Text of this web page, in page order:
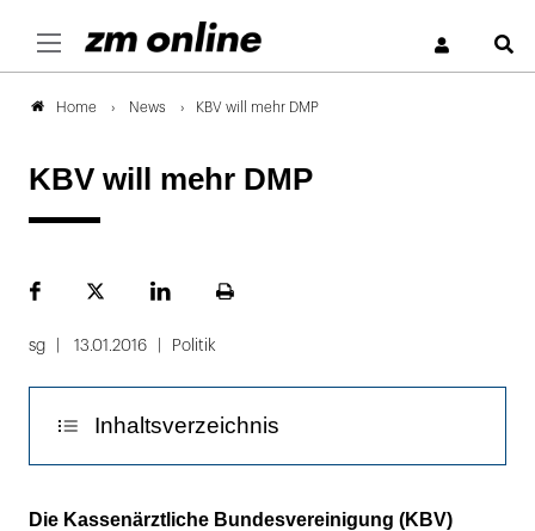
Home News KBV will mehr DMP
KBV will mehr DMP
FacebookPlattformLinekdInSeite
sg 13.01.2016 Politik
Inhaltsverzeichnis
KBV oder G-BA: Wer entscheidet über ein
Die Kassenärztliche Bundesvereinigung (KBV)